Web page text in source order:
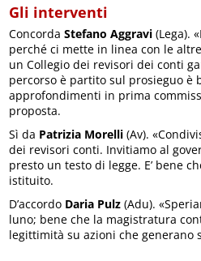
Gli interventi
ConcordaStefano Aggravi (Lega).
perché ci mette in linea con le
un Collegio dei revisori dei conti
percorso è partito sul prosieguo è
approfondimenti in prima
proposta.
Sì da Patrizia Morelli (Av).
dei revisori conti. Invitiamo al
presto un testo di legge. E’ bene
istituito.
D’accordo Daria Pulz (Adu).
luno; bene che la magistratura
legittimità su azioni che generano